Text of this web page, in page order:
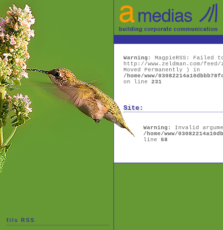
Warning : MagpieRSS: Failed
http://www.zeldman.com/feed/
Moved Permanently ) in
/home/www/
on line 231
Site:
Warning : Invalid
/home/www/
line 68
fils RSS